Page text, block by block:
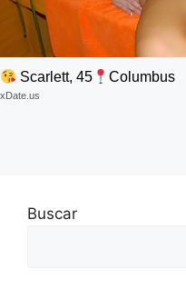
Scarlett, 45 Columbus
xDate.us
Buscar